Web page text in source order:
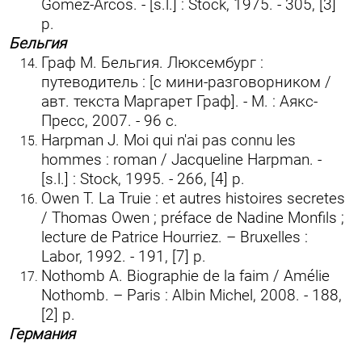
Gomez-Arcos. - [s.l.] : Stock, 1975. - 305, [3]
p.
Бельгия
Граф М. Бельгия. Люксембург :
путеводитель : [с мини-разговорником /
авт. текста Маргарет Граф]. - М. : Аякс-
Пресс, 2007. - 96 c.
Harpman J. Moi qui n'ai pas connu les
hommes : roman / Jacqueline Harpman. -
[s.l.] : Stock, 1995. - 266, [4] p.
Owen T. La Truie : et autres histoires secretes
/ Thomas Owen ; préface de Nadine Monfils ;
lecture de Patrice Hourriez. – Bruxelles :
Labor, 1992. - 191, [7] p.
Nothomb A. Biographie de la faim / Amélie
Nothomb. – Paris : Albin Michel, 2008. - 188,
[2] p.
Германия